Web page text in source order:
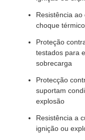
Resistência
choque
Proteção
testados para
sobrecarga
Protecção
suportam
explosão
Resistência a
ignição ou